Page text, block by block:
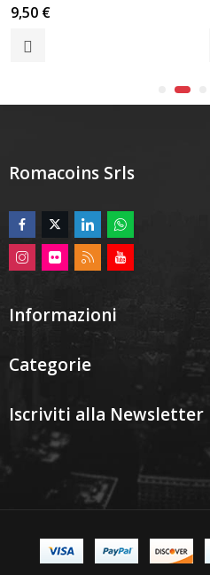
Valutato
0
su
9,50 €
Romacoins Srls
Informazioni
Categorie
Iscriviti alla Newsletter